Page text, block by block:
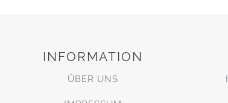
INFORMATION
ÜBER UNS